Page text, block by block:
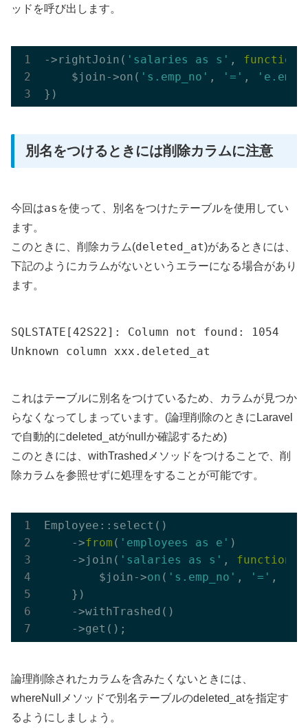
ッドを呼び出します。
->rightJoin( 'salaries as s' , function
    $join->on(
's.emp_no' , '=' ,
別名をつけるときには削除カラムに注意
今回はas を使って、別名をつけたテーブルを使用してい
ます。
このときに、削除カラム(deleted_at)があるときには、
下記のようにカラムがないというエラーになる場合があり
ます。
SQLSTATE[42S22]: Column not found: 1054
Unknown column xxx.deleted_at
これはテーブルに別名をつけているため、カラムが見つか
らなくなってしまっています。(論理削除のときにLaravel
で自動的にdeleted_atがnullか確認するため)
このときには、withTrashedメソッドをつけることで、削
除カラムを参照せずに処理をすることが可能です。
Employee::select ()
    ->
from ( 'employees as e' )
    ->
join( 'salaries as s' , function
        $join->
on ( 's.emp_no' , '=' ,
    })
    ->
withTrashed ()
    ->
論理削除されたカラムを含みたくないときには、
whereNullメソッドで別名テーブルのdeleted_atを指定す
るようにしましょう。